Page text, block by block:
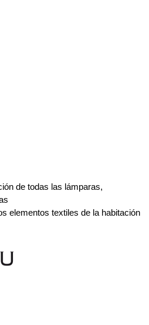
de todas las lámparas,
elementos textiles de la habitación